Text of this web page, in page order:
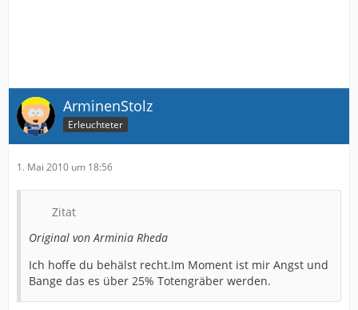
ArminenStolz
Erleuchteter
1. Mai 2010 um 18:56
Zitat
Original von Arminia Rheda
Ich hoffe du behälst recht.Im Moment ist mir Angst und
Bange das es über 25% Totengräber werden.